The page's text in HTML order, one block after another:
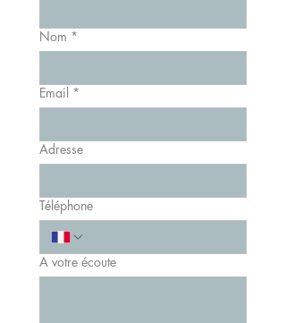
Nom *
Email *
Adresse
Téléphone
A votre écoute